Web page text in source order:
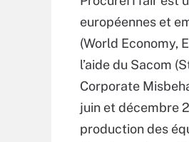
européennes et
(World Economy,
l’aide du Sacom
Corporate
juin et décembre
production des